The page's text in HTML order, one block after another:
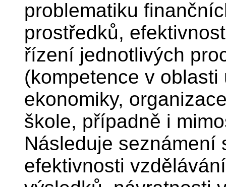
problematiku
prostředků,
řízení jednotlivých
(kompetence v
ekonomiky,
škole, případně i
Následuje seznámení
efektivnosti